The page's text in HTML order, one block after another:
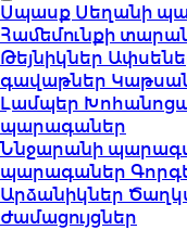
Սպասք Սեղանի
Համեմունքի
Թեյնիկներ
գավաթներ
Լամպեր
պարագաներ
Ննջարանի
պարագաներ
Արձանիկներ
Ժամացույցներ